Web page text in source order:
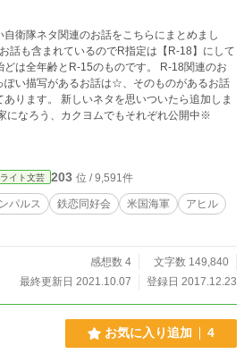
自衛隊ネタ関連のお話をこちらにまとめまし
話も含まれているのでR指定は【R-18】にして
どは全年齢とR-15のものです。 R-18関連のお
ぽい描写があるお話は☆、そのものがあるお話
ります。 新しいネタを思いついたら追加しま
説家になろう、カクヨムでもそれぞれ公開中※
ライト文芸 203 位 / 9,591件
パルス 鉄恋同好会 米国海軍
アヒル
感想数 4
文字数 149,840
最終更新日 2021.10.07
登録日 2017.12.23
お気に入り追加 4